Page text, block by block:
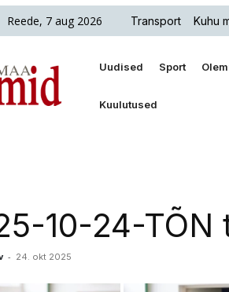
Reede, 7 aug 2026 Transport Kuhu
Uudised Sport
Kuulutused
10-24-TÕN
- 24. okt 2025